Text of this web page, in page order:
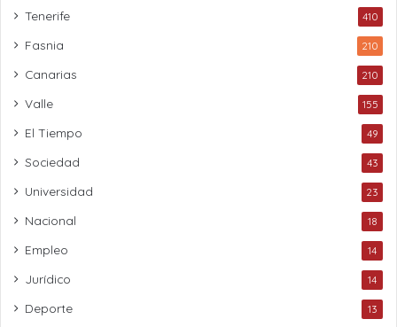
Tenerife 410
Fasnia 210
Canarias 210
Valle 155
El Tiempo 49
Sociedad 43
Universidad 23
Nacional 18
Empleo 14
Jurídico 14
Deporte 13